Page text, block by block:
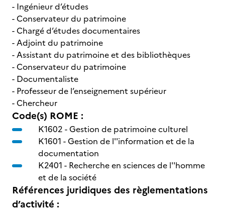
- Ingénieur d’études
- Conservateur du patrimoine
- Chargé d’études documentaires
- Adjoint du patrimoine
- Assistant du patrimoine et des bibliothèques
- Conservateur du patrimoine
- Documentaliste
- Professeur de l’enseignement supérieur
- Chercheur
Code(s) ROME :
K1602 -Gestion de patrimoine culturel
K1601 -Gestion de l''information et de la
documentation
K2401 - Recherche en sciences de l''homme
et de la société
Références juridiques des règlementations
d’activité :